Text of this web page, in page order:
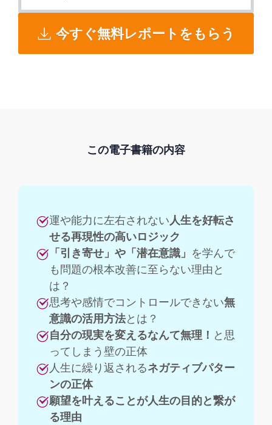
今すぐ無料レポートをもらう
この電子書籍の内容
運や能力に左右されない人生を好転さ
せる再現性の高いロジック
「引き寄せ」や「潜在意識」 を学んで
も問題の根本改善に至らない理由と
は？
思考や感情でコントロールできない無
意識の活用方法とは？
自分の現実を変えるなんて無理！ と思
ってしまう壁の正体
人生に繰り返されるネガティブパター
ンの正体
願望を叶えることが人生の目的と繋が
る理由